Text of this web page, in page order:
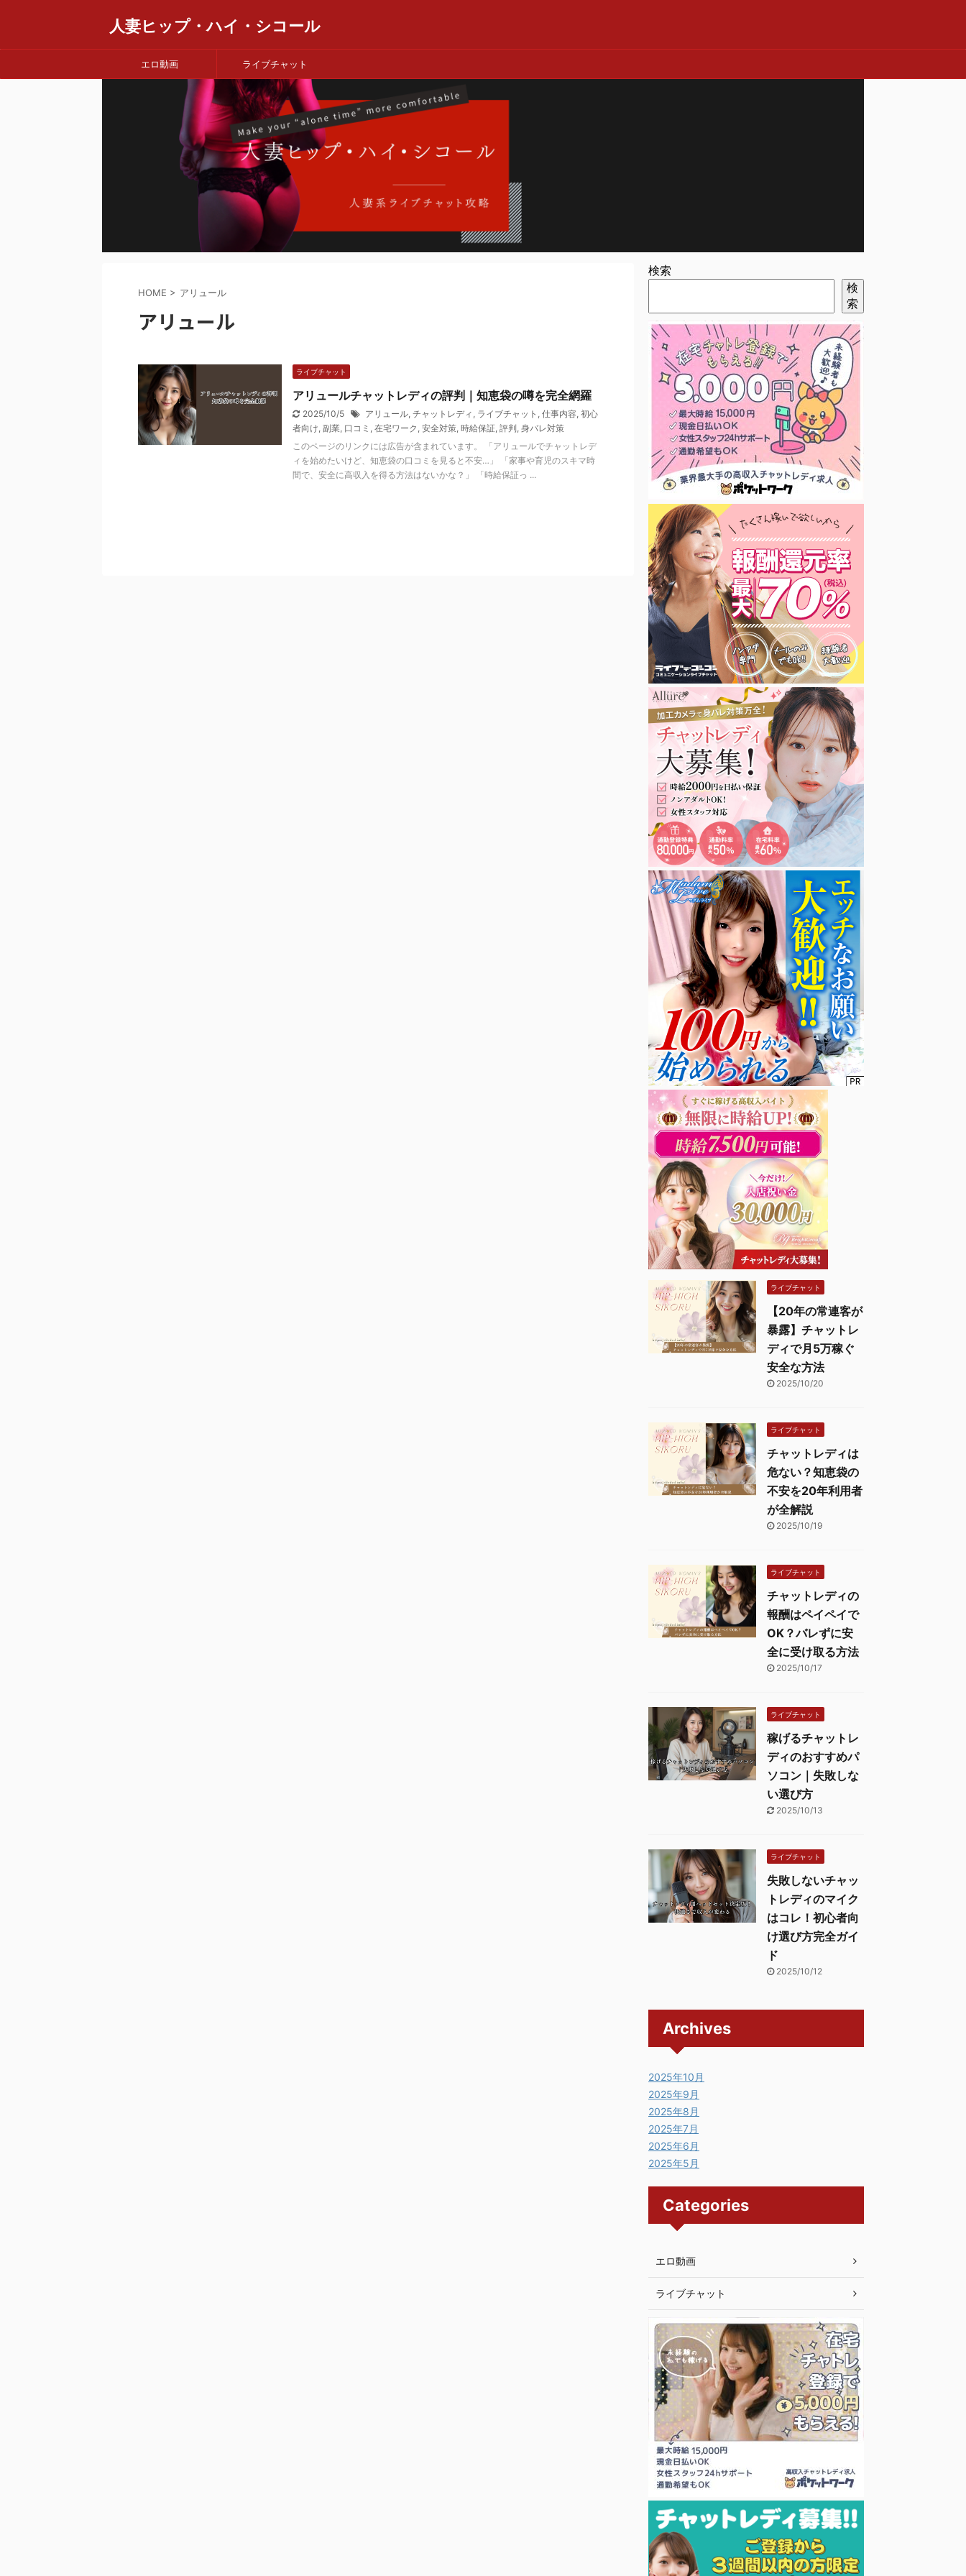
人妻ヒップ・ハイ・シコール
エロ動画 ライブチャット
HOME > アリュール
アリュール
ライブチャット
アリュールチャットレディの評判｜知恵袋の噂を完全網羅
2025/10/5 アリュール チャットレディ ライブチャット 仕事内容 初心
者向け 副業 口コミ 在宅ワーク 安全対策 時給保証 評判 身バレ対策
このページのリンクには広告が含まれています。 「アリュールでチャットレデ
ィを始めたいけど、知恵袋の口コミを見ると不安…」 「家事や育児のスキマ時
間で、安全に高収入を得る方法はないかな？」 「時給保証っ ...
検索
検
索
ライブチャット
【20年の常連客が
暴露】チャットレ
ディで月5万稼ぐ
安全な方法
2025/10/20
ライブチャット
チャットレディは
危ない？知恵袋の
不安を20年利用者
が全解説
2025/10/19
ライブチャット
チャットレディの
報酬はペイペイで
OK？バレずに安
全に受け取る方法
2025/10/17
ライブチャット
稼げるチャットレ
ディのおすすめパ
ソコン｜失敗しな
い選び方
2025/10/13
ライブチャット
失敗しないチャッ
トレディのマイク
はコレ！初心者向
け選び方完全ガイ
ド
2025/10/12
Archives
2025年10月
2025年9月
2025年8月
2025年7月
2025年6月
2025年5月
Categories
エロ動画
ライブチャット